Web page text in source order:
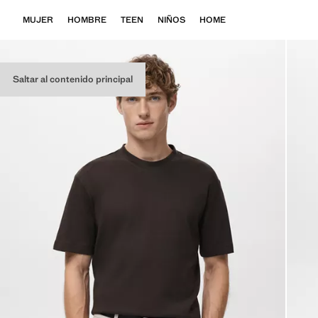
Saltar al contenido principal
MUJER HOMBRE TEEN NIÑOS HOME